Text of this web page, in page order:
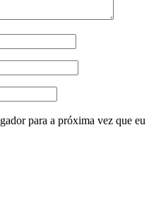
para a próxima vez que eu